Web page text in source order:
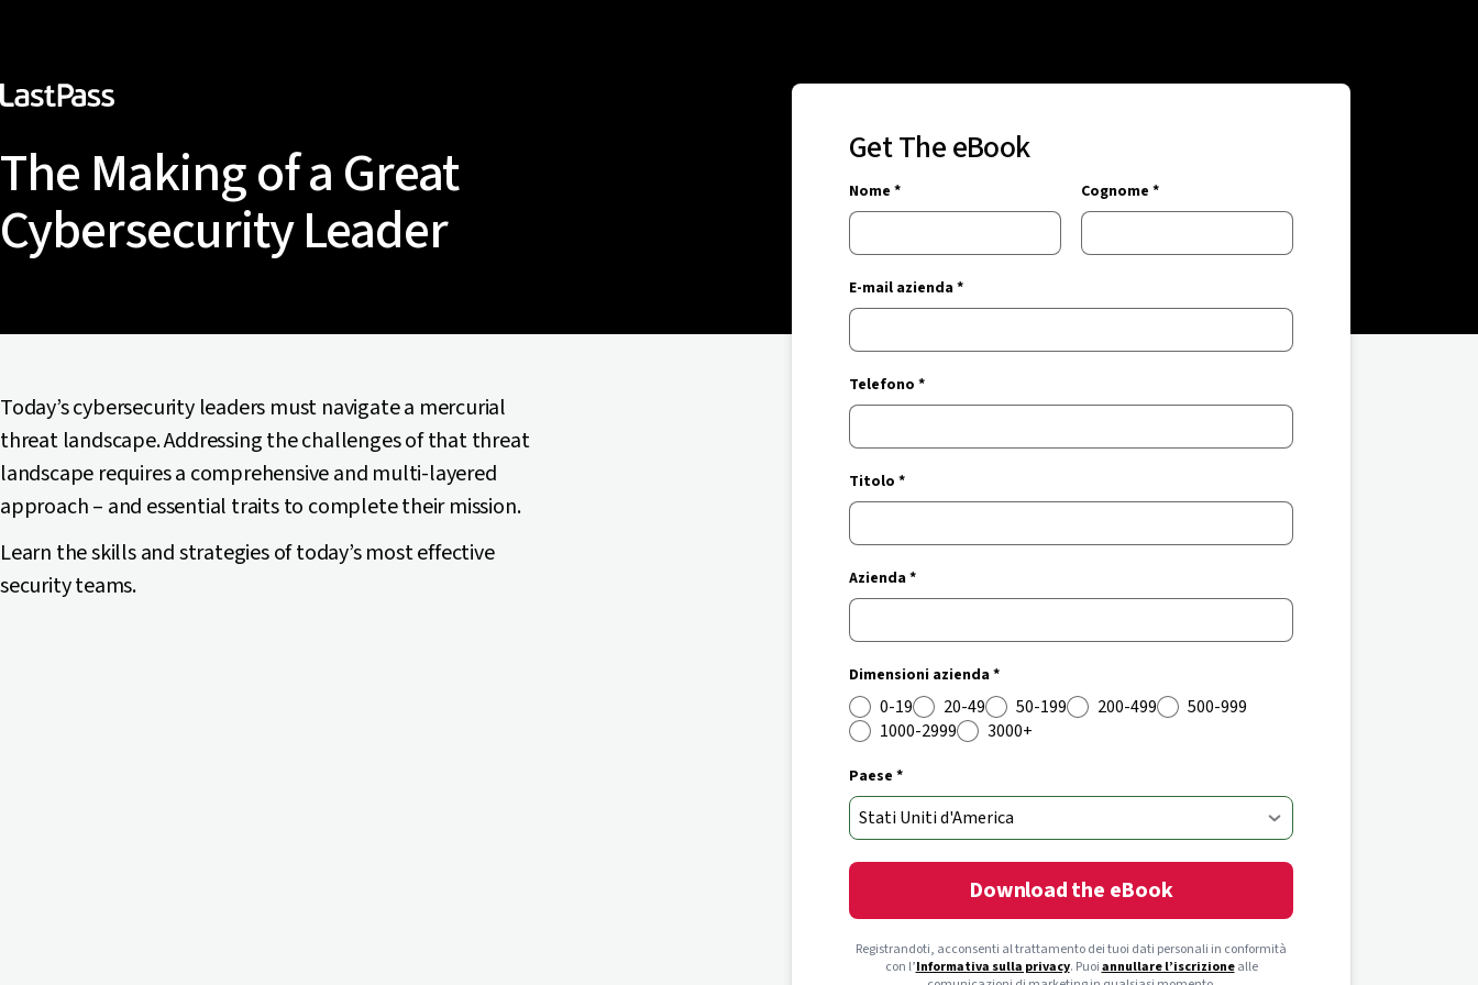
The Making of a Great
Cybersecurity Leader
Get The eBook
Nome * Cognome *
E-mail azienda *
Telefono *
Titolo *
Azienda *
Dimensioni azienda *
0-19 20-49 50-199 200-499
500-999
1000-2999
3000+
Paese *
Download the eBook
Registrandoti, acconsenti al trattamento dei tuoi dati personali in conformità
con l’Informativa sulla privacy. Puoiannullare l’iscrizionealle
Today’s cybersecurity leaders must navigate a mercurial
threat landscape. Addressing the challenges of that threat
landscape requires a comprehensive and multi-layered
approach – and essential traits to complete their mission.
Learn the skills and strategies of today’s most effective
security teams.